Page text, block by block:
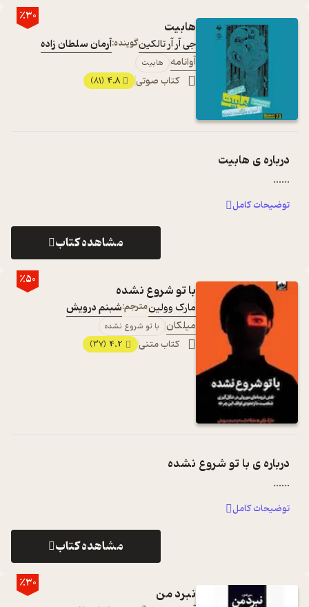
٪30
هابیت
جی آر آر تالکینگوینده:آرمان سلطان زاده
آوانامه
هابیت
کتاب صوتی 4.8
(81)
درباره ی هابیت
...
...
توضیحات کامل
مشاهده کتاب
٪50
با تو شروع نشده
مارک وولینمترجم:شبنم درویش
میلکان
با تو شروع نشده
کتاب متنی 4.2
(37)
درباره ی با تو شروع نشده
...
...
توضیحات کامل
مشاهده کتاب
٪30
نبرد من